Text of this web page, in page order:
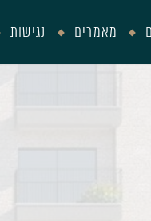
מאמרים נגישות